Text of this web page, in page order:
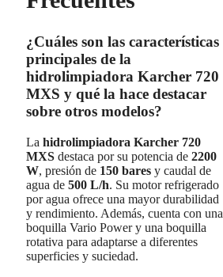
¿Cuáles son las características
principales de la
hidrolimpiadora Karcher 720
MXS y qué la hace destacar
sobre otros modelos?
La hidrolimpiadora Karcher 720
MXS destaca por su potencia de 2200
W, presión de 150 bares y caudal de
agua de 500 L/h. Su motor refrigerado
por agua ofrece una mayor durabilidad
y rendimiento. Además, cuenta con una
boquilla Vario Power y una boquilla
rotativa para adaptarse a diferentes
superficies y suciedad.